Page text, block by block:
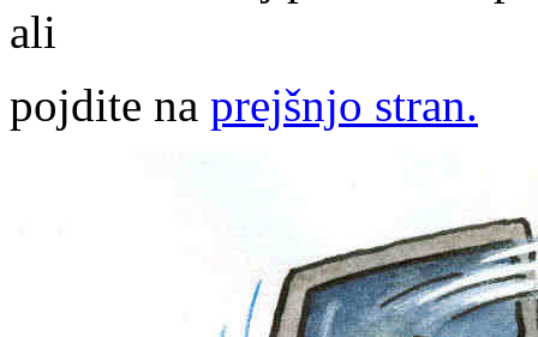
ali
pojdite na prejšnjo stran.